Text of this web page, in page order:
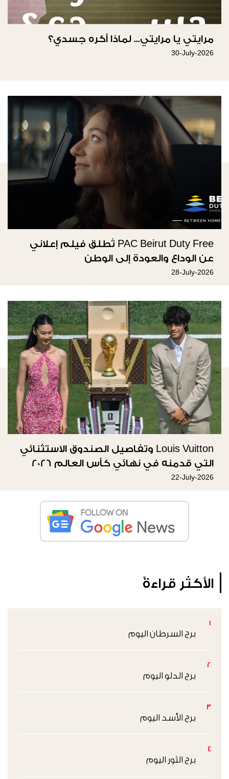
مرايتي يا مرايتي... لماذا أكره جسدي؟
30-July-2026
PAC Beirut Duty Free تُطلق فيلم إعلاني
عن الوداع والعودة إلى الوطن
28-July-2026
Louis Vuitton وتفاصيل الصندوق الاستثنائي
التي قدمنه في نهائي كأس العالم 2026
22-July-2026
الأكثر قراءةً
1
برج السرطان اليوم
2
برج الدلو اليوم
3
برج الأسد اليوم
4
برج الثور اليوم